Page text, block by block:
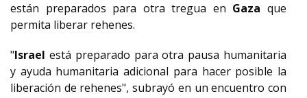
están preparados para otra tregua en Gaza que
permita liberar rehenes.
"Israel está preparado para otra pausa humanitaria
y ayuda humanitaria adicional para hacer posible la
liberación de rehenes", subrayó en un encuentro con